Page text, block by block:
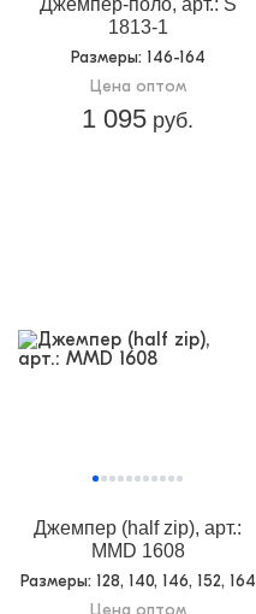
1813-1
Размеры: 146-164
Цена оптом
1 095 руб.
Джемпер (half zip), арт.:
MMD 1608
Размеры: 128, 140, 146, 152, 164